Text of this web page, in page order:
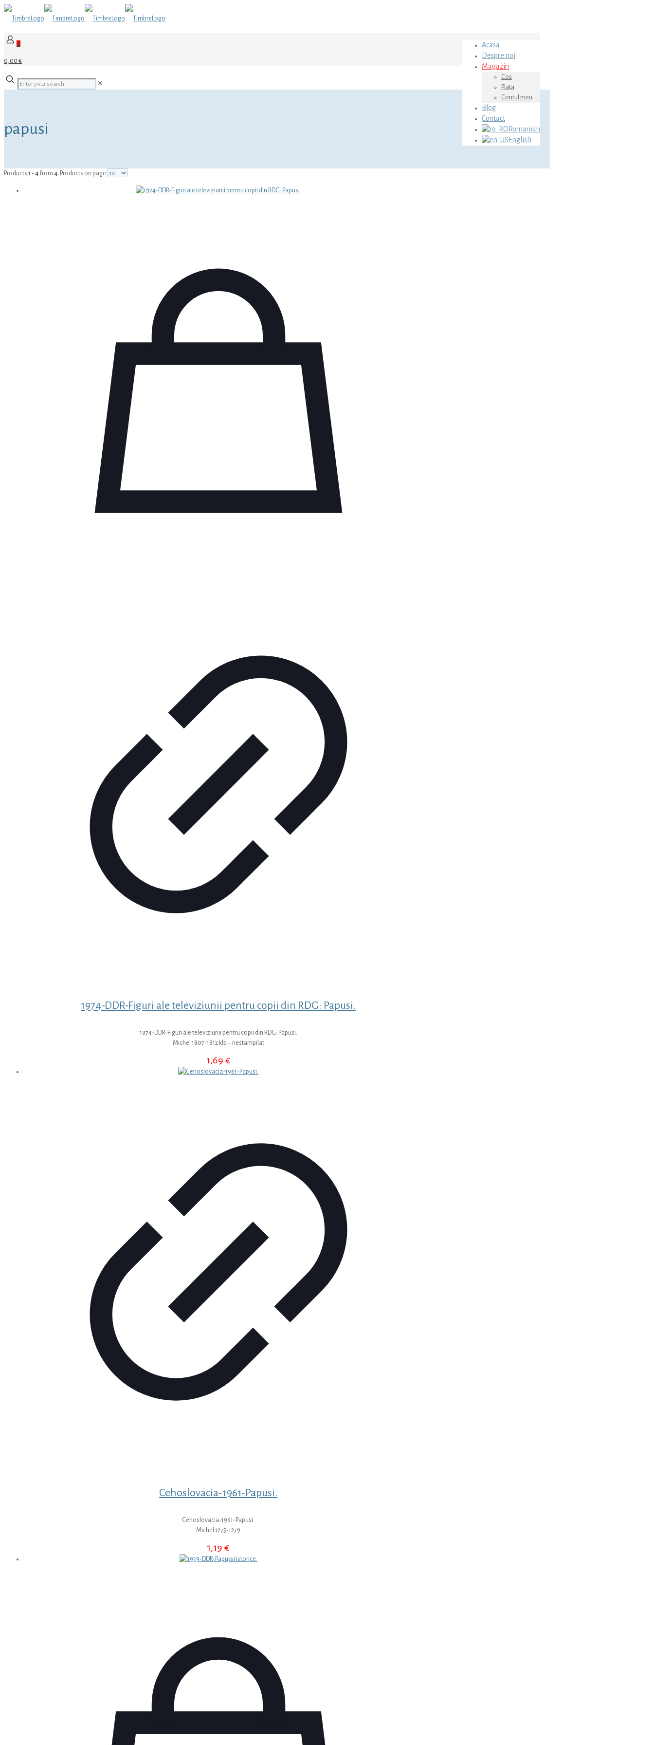
Acasa
Despre noi
Magazin
Cos
Plata
Contul meu
Blog
Contact
Romanian
English
0
0,00 €
✕
papusi
Products 1 - 4 from 4. Products on page
1974-DDR-Figuri ale televiziunii pentru copii din RDG: Papusi.
1974-DDR-Figuri ale televiziunii pentru copii din RDG: Papusi.
Michel 1807-1812 klb – nestampilat
1,69 €
Cehoslovacia-1961-Papusi.
Cehoslovacia-1961-Papusi.
Michel 1275-1279
1,19€